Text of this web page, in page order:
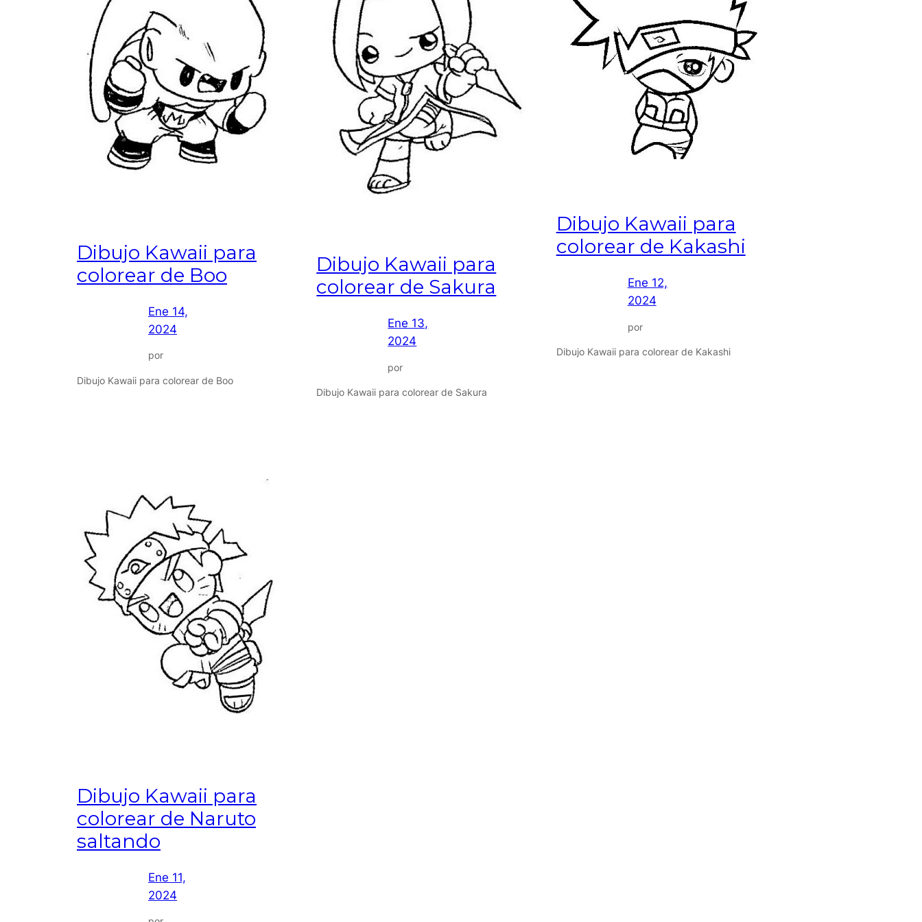
Dibujo Kawaii para
colorear de Boo
Ene 14,
2024
por
Dibujo Kawaii para colorear de Boo
Dibujo Kawaii para
colorear de Sakura
Ene 13,
2024
por
Dibujo Kawaii para colorear de Sakura
Dibujo Kawaii para
colorear de Kakashi
Ene 12,
2024
por
Dibujo Kawaii para colorear de Kakashi
Dibujo Kawaii para
colorear de Naruto
saltando
Ene 11,
2024